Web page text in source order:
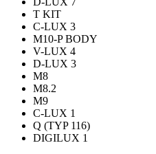
T KIT
C-LUX 3
M10-P BODY
V-LUX 4
D-LUX 3
M8
M8.2
M9
C-LUX 1
Q (TYP 116)
DIGILUX 1